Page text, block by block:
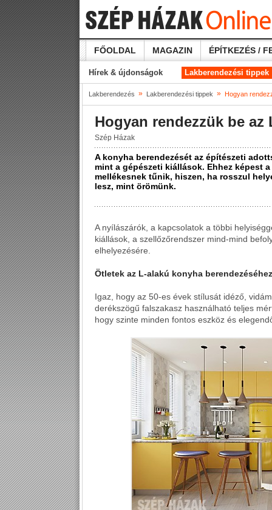
FŐOLDAL MAGAZIN ÉPÍTKEZÉS /
Hírek & újdonságok Lakberendezési tippek
Lakberendezés » Lakberendezési tippek » Hogyan
Hogyan rendezzük be
Szép Házak
A konyha berendezését az építészeti
mint a gépészeti kiállások. Ehhez képest
mellékesnek tűnik, hiszen, ha rosszul
lesz, mint örömünk.
A nyílászárók, a kapcsolatok a többi
kiállások, a szellőzőrendszer mind-mind
elhelyezésére.
Ötletek az L-alakú konyha berendezéséhez
Igaz, hogy az 50-es évek stílusát idéző,
derékszögű falszakasz használható teljes
hogy szinte minden fontos eszköz és